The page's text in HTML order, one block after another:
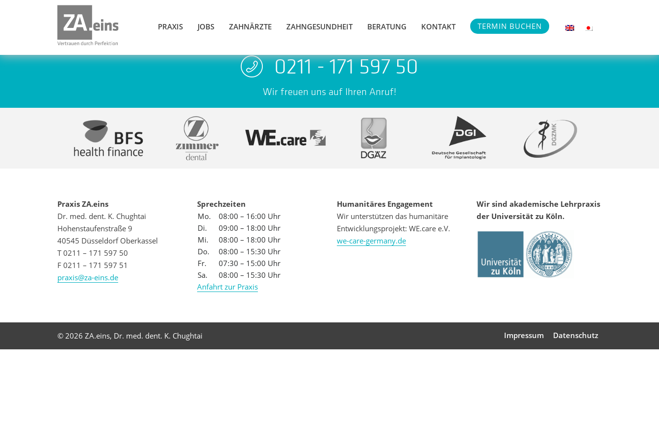
PRAXIS JOBS ZAHNÄRZTE ZAHNGESUNDHEIT BERATUNG KONTAKT TERMIN BUCHEN
0211 - 171 597 50
Wir freuen uns auf Ihren Anruf!
Praxis ZA.eins
Dr. med. dent. K. Chughtai
Hohenstaufenstraße 9
40545 Düsseldorf Oberkassel
T 0211 – 171 597 50
F 0211 – 171 597 51
praxis@za-eins.de
Sprechzeiten
Mo.
08:00 – 16:00 Uhr
Di.
09:00 – 18:00 Uhr
Mi.
08:00 – 18:00 Uhr
Do.
08:00 – 15:30 Uhr
Fr.
07:30 – 15:00 Uhr
Sa.
08:00 – 15:30 Uhr
Anfahrt zur Praxis
Humanitäres Engagement
Wir unterstützen das humanitäre
Entwicklungsprojekt: WE.care e.V.
we-care-germany.de
Wir sind akademische Lehrpraxis
der Universität zu Köln.
© 2026 ZA.eins, Dr. med. dent. K. Chughtai Impressum Datenschutz